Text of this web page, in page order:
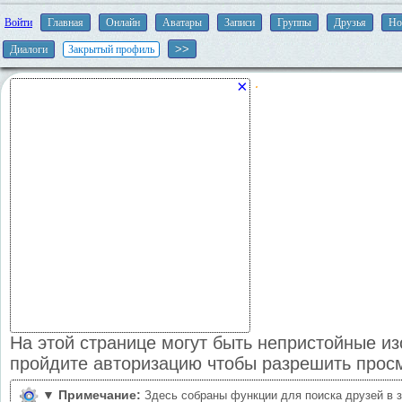
Войти Главная Онлайн Аватары Записи Группы Друзья
Диалоги Закрытый профиль
×
На этой странице могут быть непристойные
пройдите авторизацию чтобы разрешить
▼ Примечание: Здесь собраны функции для поиска друзей в